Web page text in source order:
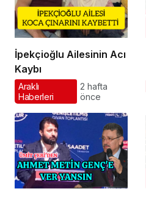
İpekçioğlu Ailesinin Acı
Kaybı
Araklı
Haberleri
2 hafta
önce